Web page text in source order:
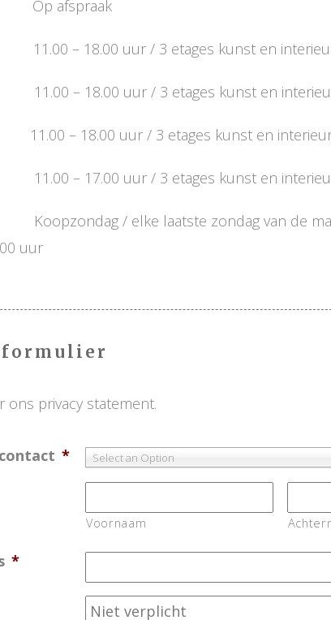
afspraak
– 18.00 uur / 3 etages kunst en
– 18.00 uur / 3 etages kunst en
– 18.00 uur / 3 etages kunst en
– 17.00 uur / 3 etages kunst en
/ elke laatste zondag van de
uur
ons privacy statement.
* Select an Option
Voornaam
*